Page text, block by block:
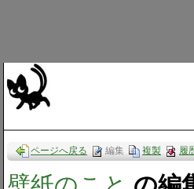
ページへ戻る 編集 複製 履